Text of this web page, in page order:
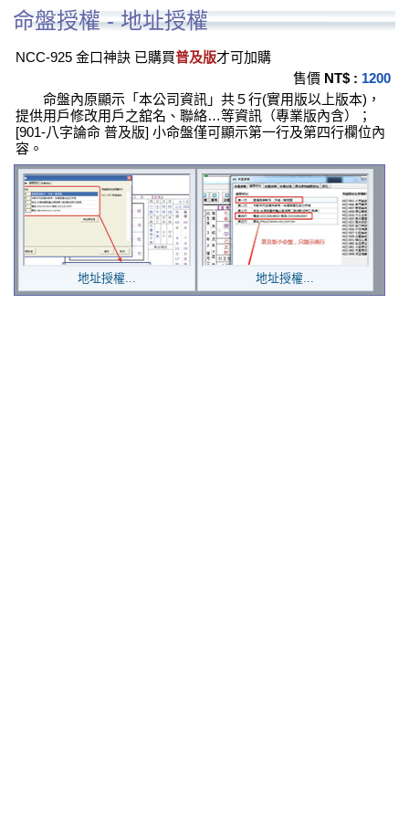
命盤授權 - 地址授權
NCC-925 金口神訣 已購買普及版才可加購
售價 NT$ : 1200
命盤內原顯示「本公司資訊」共５行(實用版以上版本)，
提供用戶修改用戶之舘名、聯絡…等資訊（專業版內含）；
[901-八字論命 普及版] 小命盤僅可顯示第一行及第四行欄位內
容。
地址授權... 地址授權...